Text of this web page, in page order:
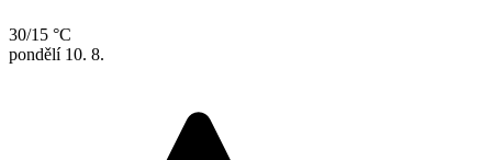
30/15 °C
pondělí 10. 8.